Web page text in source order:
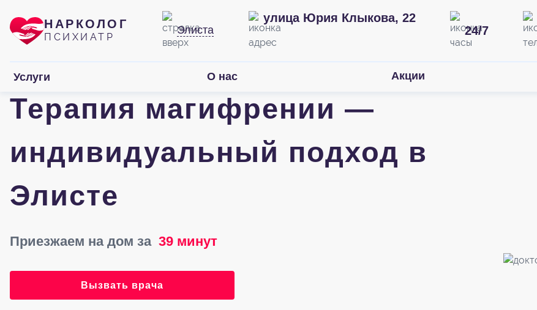
НАРКОЛОГ
ПСИХИАТР
Элиста
улица Юрия Клыкова, 22
24/7
Услуги О нас Акции
Терапия магифрении —
индивидуальный подход в
Элисте
Приезжаем на дом за39 минут
Вызвать врача